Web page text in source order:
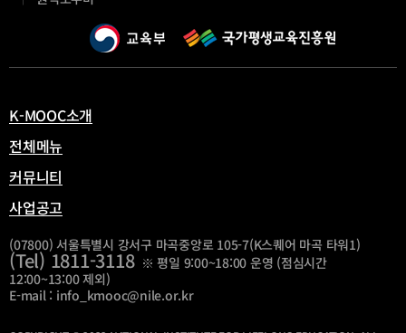
창
열
K-MOOC소개
전체메뉴
커뮤니티
사업공고
(07800) 서울특별시 강서구 마곡중앙로 105-7(K스퀘어 마곡 타워1)
(Tel) 1811-3118※ 평일 9:00~18:00 운영 (점심시간
12:00~13:00 제외)
E-mail : info_kmooc@nile.or.kr